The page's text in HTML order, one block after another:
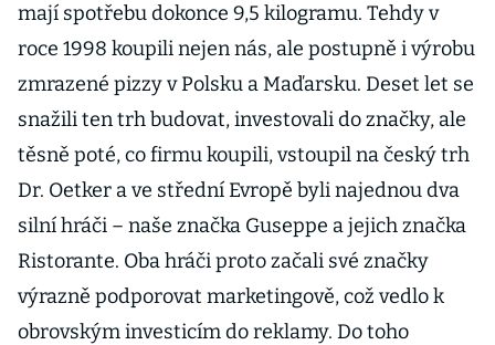
mají spotřebu dokonce 9,5 kilogramu. Tehdy v
roce 1998 koupili nejen nás, ale postupně i výrobu
zmrazené pizzy v Polsku a Maďarsku. Deset let se
snažili ten trh budovat, investovali do značky, ale
těsně poté, co firmu koupili, vstoupil na český trh
Dr. Oetker a ve střední Evropě byli najednou dva
silní hráči – naše značka Guseppe a jejich značka
Ristorante. Oba hráči proto začali své značky
výrazně podporovat marketingově, což vedlo k
obrovským investicím do reklamy. Do toho